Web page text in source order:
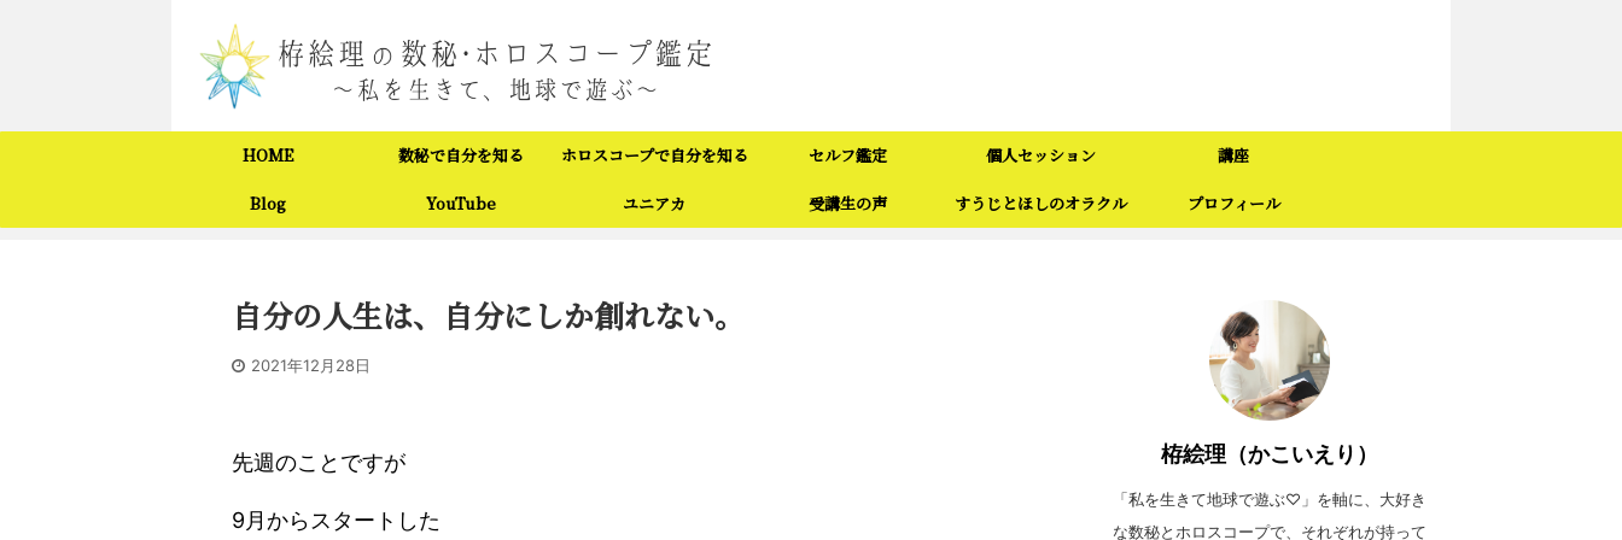
HOME 数秘で自分を知る ホロスコープで自分を知る セルフ鑑定 個人セッション 講座
Blog YouTube ユニアカ 受講生の声 すうじとほしのオラクル プロフィール
自分の人生は、自分にしか創れない。
2021年12月28日
先週のことですが
9月からスタートした
栫絵理（かこいえり）
「私を生きて地球で遊ぶ♡」を軸に、大好き
な数秘とホロスコープで、それぞれが持って